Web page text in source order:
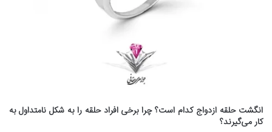
انگشت حلقه ازدواج کدام است؟ چرا برخی افراد حلقه را به شکل نامتداول به
کار می‌گیرند؟